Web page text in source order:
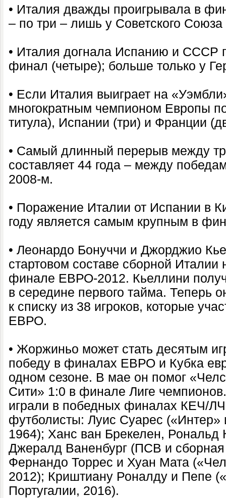
• Италия дважды проигрывала в
– по три – лишь у Советского
• Италия догнала Испанию и СССР
финал (четыре); больше только у
• Если Италия выиграет на
многократным чемпионом Европы
титула), Испании (три) и Франции
• Самый длинный перерыв между
составляет 44 года – между
2008-м.
• Поражение Италии от Испании в
году является самым крупным в
• Леонардо Бонуччи и Джорджио
стартовом составе сборной
финале ЕВРО-2012. Кьеллини
в середине первого тайма. Теперь
к списку из 38 игроков, которые
ЕВРО.
• Жоржиньо может стать десятым
победу в финалах ЕВРО и Кубка
одном сезоне. В мае он помог
Сити» 1:0 в финале Лиге
играли в победных финалах КЕЧ/
футболисты: Луис Суарес («Интер»
1964); Ханс ван Брекелен,
Джералд Ваненбург (ПСВ и
Фернандо Торрес и Хуан Мата
2012); Криштиану Роналду и Пепе
Португалии, 2016).